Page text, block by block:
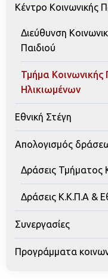
Κέντρο Κοινωνικής
Διεύθυνση
Παιδιού
Τμήμα
Ηλικιωμένων
Εθνική Στέγη
Απολογισμός
Δράσεις Τμήματος
Δράσεις Κ.Κ.Π.Α &
Συνεργασίες
Προγράμματα